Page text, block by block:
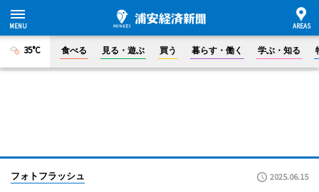
35°C 食べる 見る・遊ぶ 買う 暮らす・働く 学ぶ・知る
フォトフラッシュ 2025.06.15